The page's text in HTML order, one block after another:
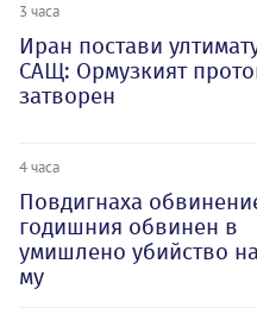
3 часа
Иран постави
САЩ: Ормузкият
затворен
4 часа
Повдигнаха
годишния обвинен в
умишлено убийство
му